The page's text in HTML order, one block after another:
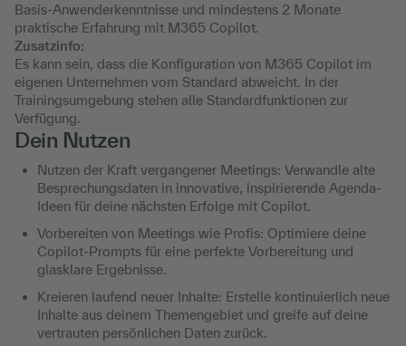
Basis-Anwenderkenntnisse und mindestens 2 Monate
praktische Erfahrung mit M365 Copilot.
Zusatzinfo:
Es kann sein, dass die Konfiguration von M365 Copilot im
eigenen Unternehmen vom Standard abweicht. In der
Trainingsumgebung stehen alle Standardfunktionen zur
Verfügung.
Dein Nutzen
Nutzen der Kraft vergangener Meetings: Verwandle alte
Besprechungsdaten in innovative, inspirierende Agenda-
Ideen für deine nächsten Erfolge mit Copilot.
Vorbereiten von Meetings wie Profis: Optimiere deine
Copilot-Prompts für eine perfekte Vorbereitung und
glasklare Ergebnisse.
Kreieren laufend neuer Inhalte: Erstelle kontinuierlich neue
Inhalte aus deinem Themengebiet und greife auf deine
vertrauten persönlichen Daten zurück.